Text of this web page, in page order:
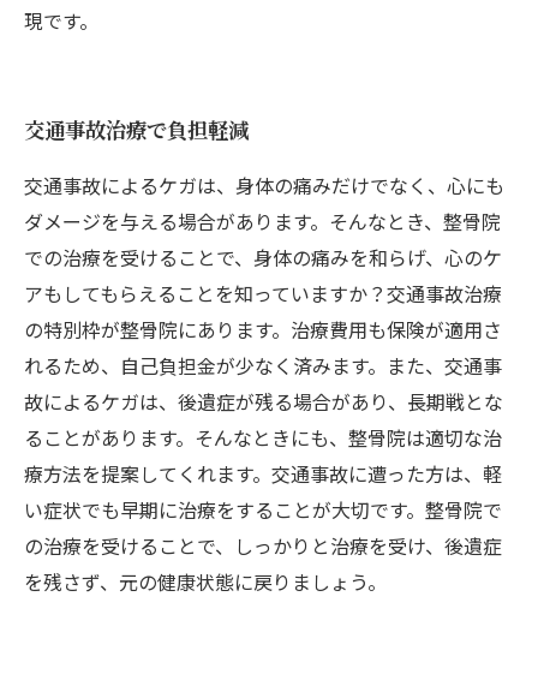
現です。
交通事故治療で負担軽減
交通事故によるケガは、身体の痛みだけでなく、心にも
ダメージを与える場合があります。そんなとき、整骨院
での治療を受けることで、身体の痛みを和らげ、心のケ
アもしてもらえることを知っていますか？交通事故治療
の特別枠が整骨院にあります。治療費用も保険が適用さ
れるため、自己負担金が少なく済みます。また、交通事
故によるケガは、後遺症が残る場合があり、長期戦とな
ることがあります。そんなときにも、整骨院は適切な治
療方法を提案してくれます。交通事故に遭った方は、軽
い症状でも早期に治療をすることが大切です。整骨院で
の治療を受けることで、しっかりと治療を受け、後遺症
を残さず、元の健康状態に戻りましょう。